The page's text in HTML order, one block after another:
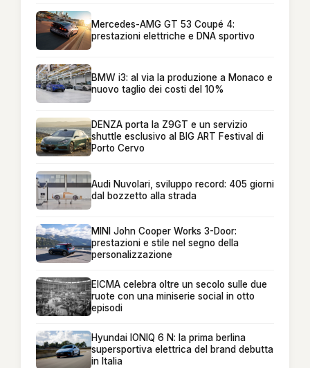
Mercedes-AMG GT 53 Coupé 4:
prestazioni elettriche e DNA sportivo
BMW i3: al via la produzione a Monaco e
nuovo taglio dei costi del 10%
DENZA porta la Z9GT e un servizio
shuttle esclusivo al BIG ART Festival di
Porto Cervo
Audi Nuvolari, sviluppo record: 405 giorni
dal bozzetto alla strada
MINI John Cooper Works 3-Door:
prestazioni e stile nel segno della
personalizzazione
EICMA celebra oltre un secolo sulle due
ruote con una miniserie social in otto
episodi
Hyundai IONIQ 6 N: la prima berlina
supersportiva elettrica del brand debutta
in Italia